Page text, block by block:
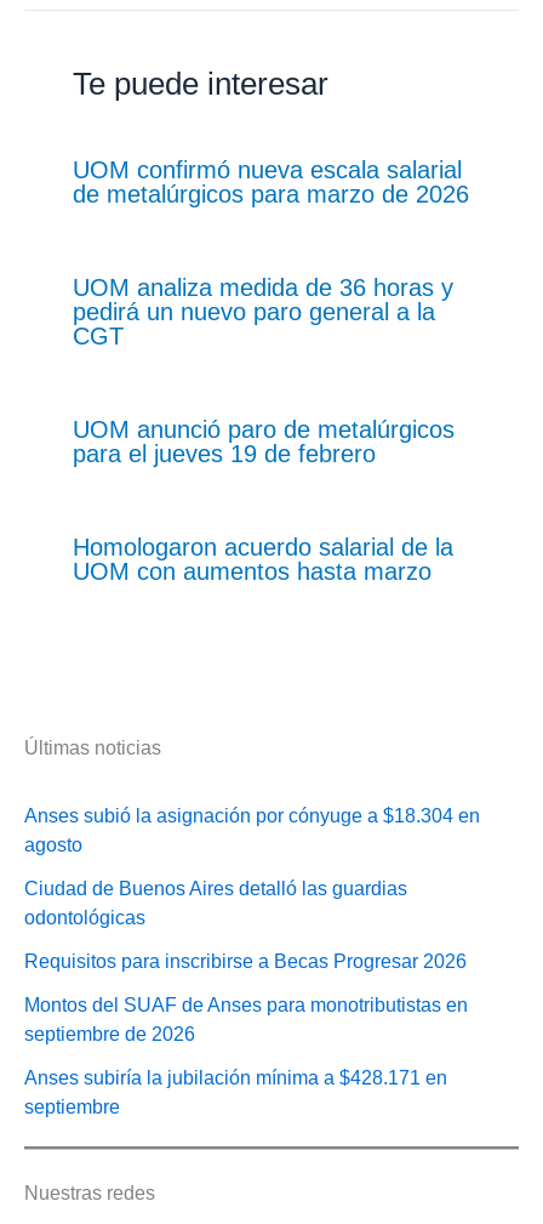
Te puede interesar
UOM confirmó nueva escala salarial
de metalúrgicos para marzo de 2026
UOM analiza medida de 36 horas y
pedirá un nuevo paro general a la
CGT
UOM anunció paro de metalúrgicos
para el jueves 19 de febrero
Homologaron acuerdo salarial de la
UOM con aumentos hasta marzo
Últimas noticias
Anses subió la asignación por cónyuge a $18.304 en
agosto
Ciudad de Buenos Aires detalló las guardias
odontológicas
Requisitos para inscribirse a Becas Progresar 2026
Montos del SUAF de Anses para monotributistas en
septiembre de 2026
Anses subiría la jubilación mínima a $428.171 en
septiembre
Nuestras redes